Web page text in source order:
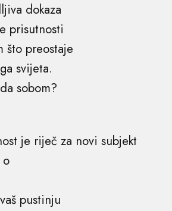
dokaza
prisutnosti
što preostaje
svijeta.
sobom?
je riječ za novi subjekt
o
pustinju